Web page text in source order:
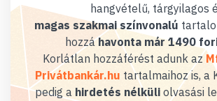
hangvételű, tárgyilagos
magas szakmai színvonalú
hozzáhavonta már 1490
Korlátlan hozzáférést adunk az
Privátbankár.hu tartalmaihoz is, a
pedig a hirdetés nélküliolvasási